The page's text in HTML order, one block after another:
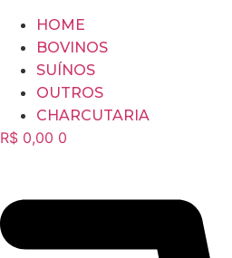
HOME
BOVINOS
SUÍNOS
OUTROS
CHARCUTARIA
R$ 0,00 0